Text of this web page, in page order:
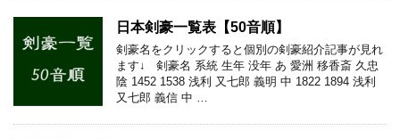
日本剣豪一覧表【50音順】
剣豪名をクリックすると個別の剣豪紹介記事が見れ
ます↓ 剣豪名 系統 生年 没年 あ 愛洲 移香斎 久忠
陰 1452 1538 浅利 又七郎 義明 中 1822 1894 浅利
又七郎 義信 中 …